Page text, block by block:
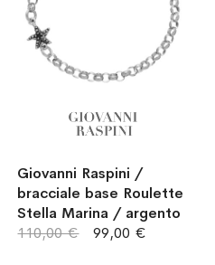
Giovanni Raspini /
bracciale base Roulette
Stella Marina / argento
99,00 €
110,00 €